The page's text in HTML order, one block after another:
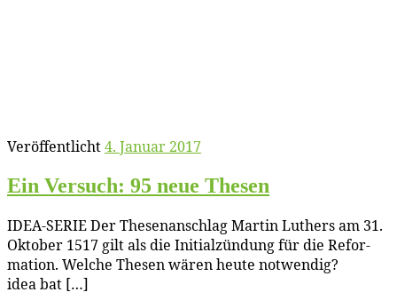
Veröffentlicht4. Januar 2017
Ein Ver­such: 95 neue Thesen
IDEA-SERIE Der The­sen­an­schlag Mar­tin Lu­thers am 31.
Ok­to­ber 1517 gilt als die In­iti­al­zün­dung für die Re­for­
ma­ti­on. Wel­che The­sen wä­ren heu­te not­wen­dig?
idea bat […]